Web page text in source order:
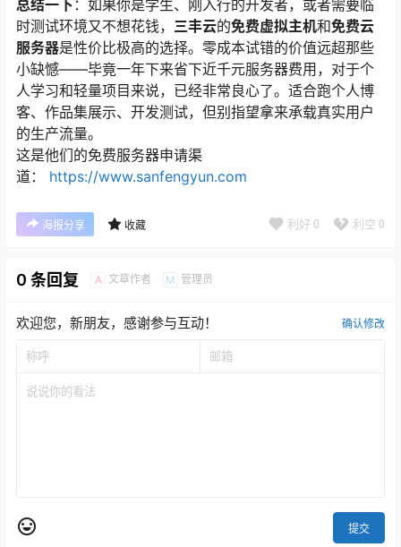
总结一下：如果你是学生、刚入行的开发者，或者需要临
时测试环境又不想花钱， 三丰云的免费虚拟主机和免费云
服务器是性价比极高的选择。零成本试错的价值远超那些
小缺憾——毕竟一年下来省下近千元服务器费用，对于个
人学习和轻量项目来说，已经非常良心了。适合跑个人博
客、作品集展示、开发测试，但别指望拿来承载真实用户
的生产流量。
这是他们的免费服务器申请渠
道： https://www.sanfengyun.com
海报分享 收藏 利好 0 利空 0
0 条回复 A 文章作者 M 管理员
欢迎您，新朋友，感谢参与互动！ 确认修改
提交